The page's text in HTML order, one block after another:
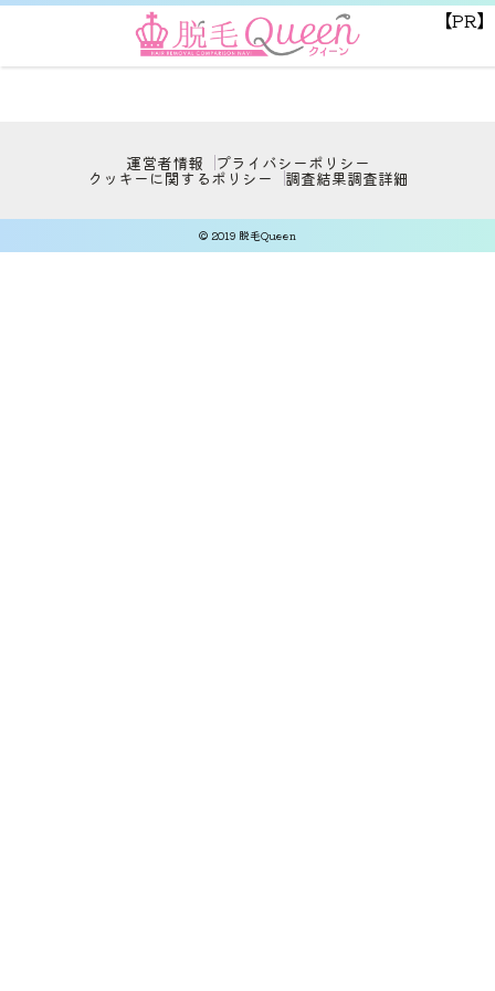
【PR】
運営者情報 プライバシーポリシー
クッキーに関するポリシー 調査結果調査詳細
© 2019 脱毛Queen